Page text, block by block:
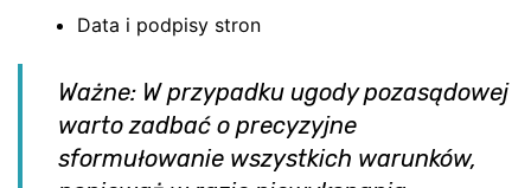
Data i podpisy stron
Ważne: W przypadku ugody pozasądowej
warto zadbać o precyzyjne
sformułowanie wszystkich warunków,